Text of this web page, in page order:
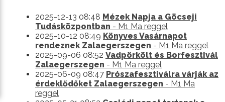
2025-12-13 08:48 Mézek Napja a Göcseji
Tudásközpontban - M1 Ma reggel
2025-10-12 08:49 Könyves Vasárnapot
rendeznek Zalaegerszegen - M1 Ma reggel
2025-09-06 08:52 Vadpörkölt és Borfesztivál
Zalaegerszegen - M1 Ma reggel
2025-06-09 08:47 Prószafesztiválra várják az
érdeklődőket Zalaegerszegen - M1 Ma
reggel